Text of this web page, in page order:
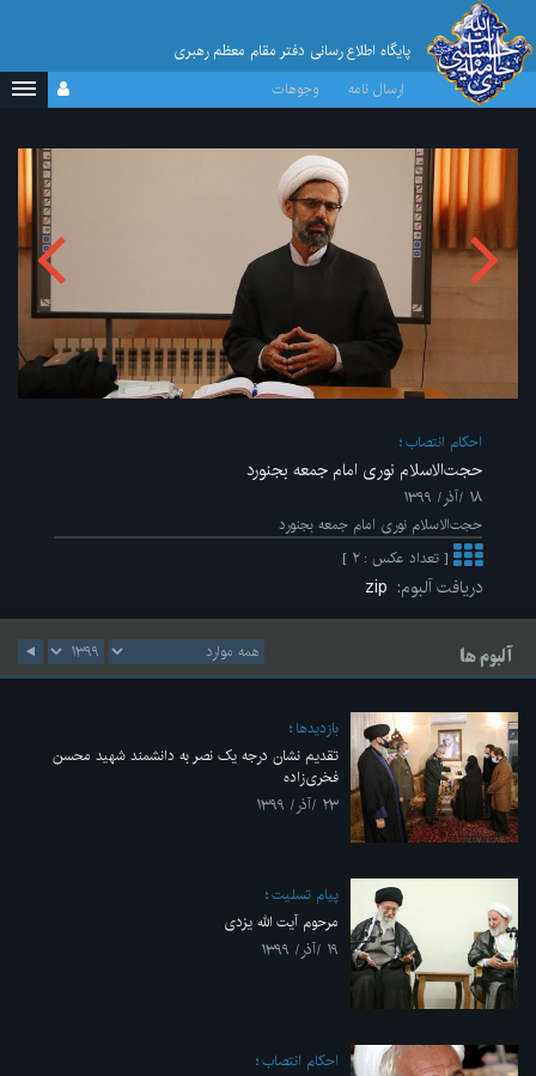
پایگاه اطلاع رسانی دفتر مقام معظم رهبری
ارسال نامه
وجوهات
احکام انتصاب
حجت‌الاسلام نوری امام جمعه بجنورد
۱۸ /آذر/ ۱۳۹۹
حجت‌الاسلام نوری امام جمعه بجنورد
[ تعداد عکس : ۲ ]
دریافت آلبوم:
آلبوم ها
بازديدها
تقدیم نشان درجه یک نصر به دانشمند شهید محسن
فخری‌زاده
۲۳ /آذر/ ۱۳۹۹
پیام تسلیت
مرحوم آیت الله یزدی
۱۹ /آذر/ ۱۳۹۹
احکام انتصاب